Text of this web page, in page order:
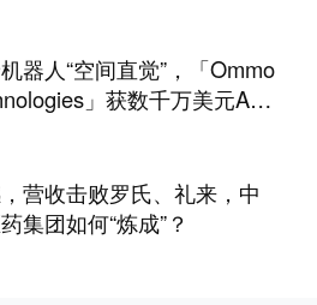
器人“空间直觉”，「Ommo
」获数千万美元A轮
营收击败罗氏、礼来，中
集团如何“炼成”？